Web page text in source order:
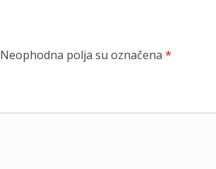
Neophodna polja su označena *